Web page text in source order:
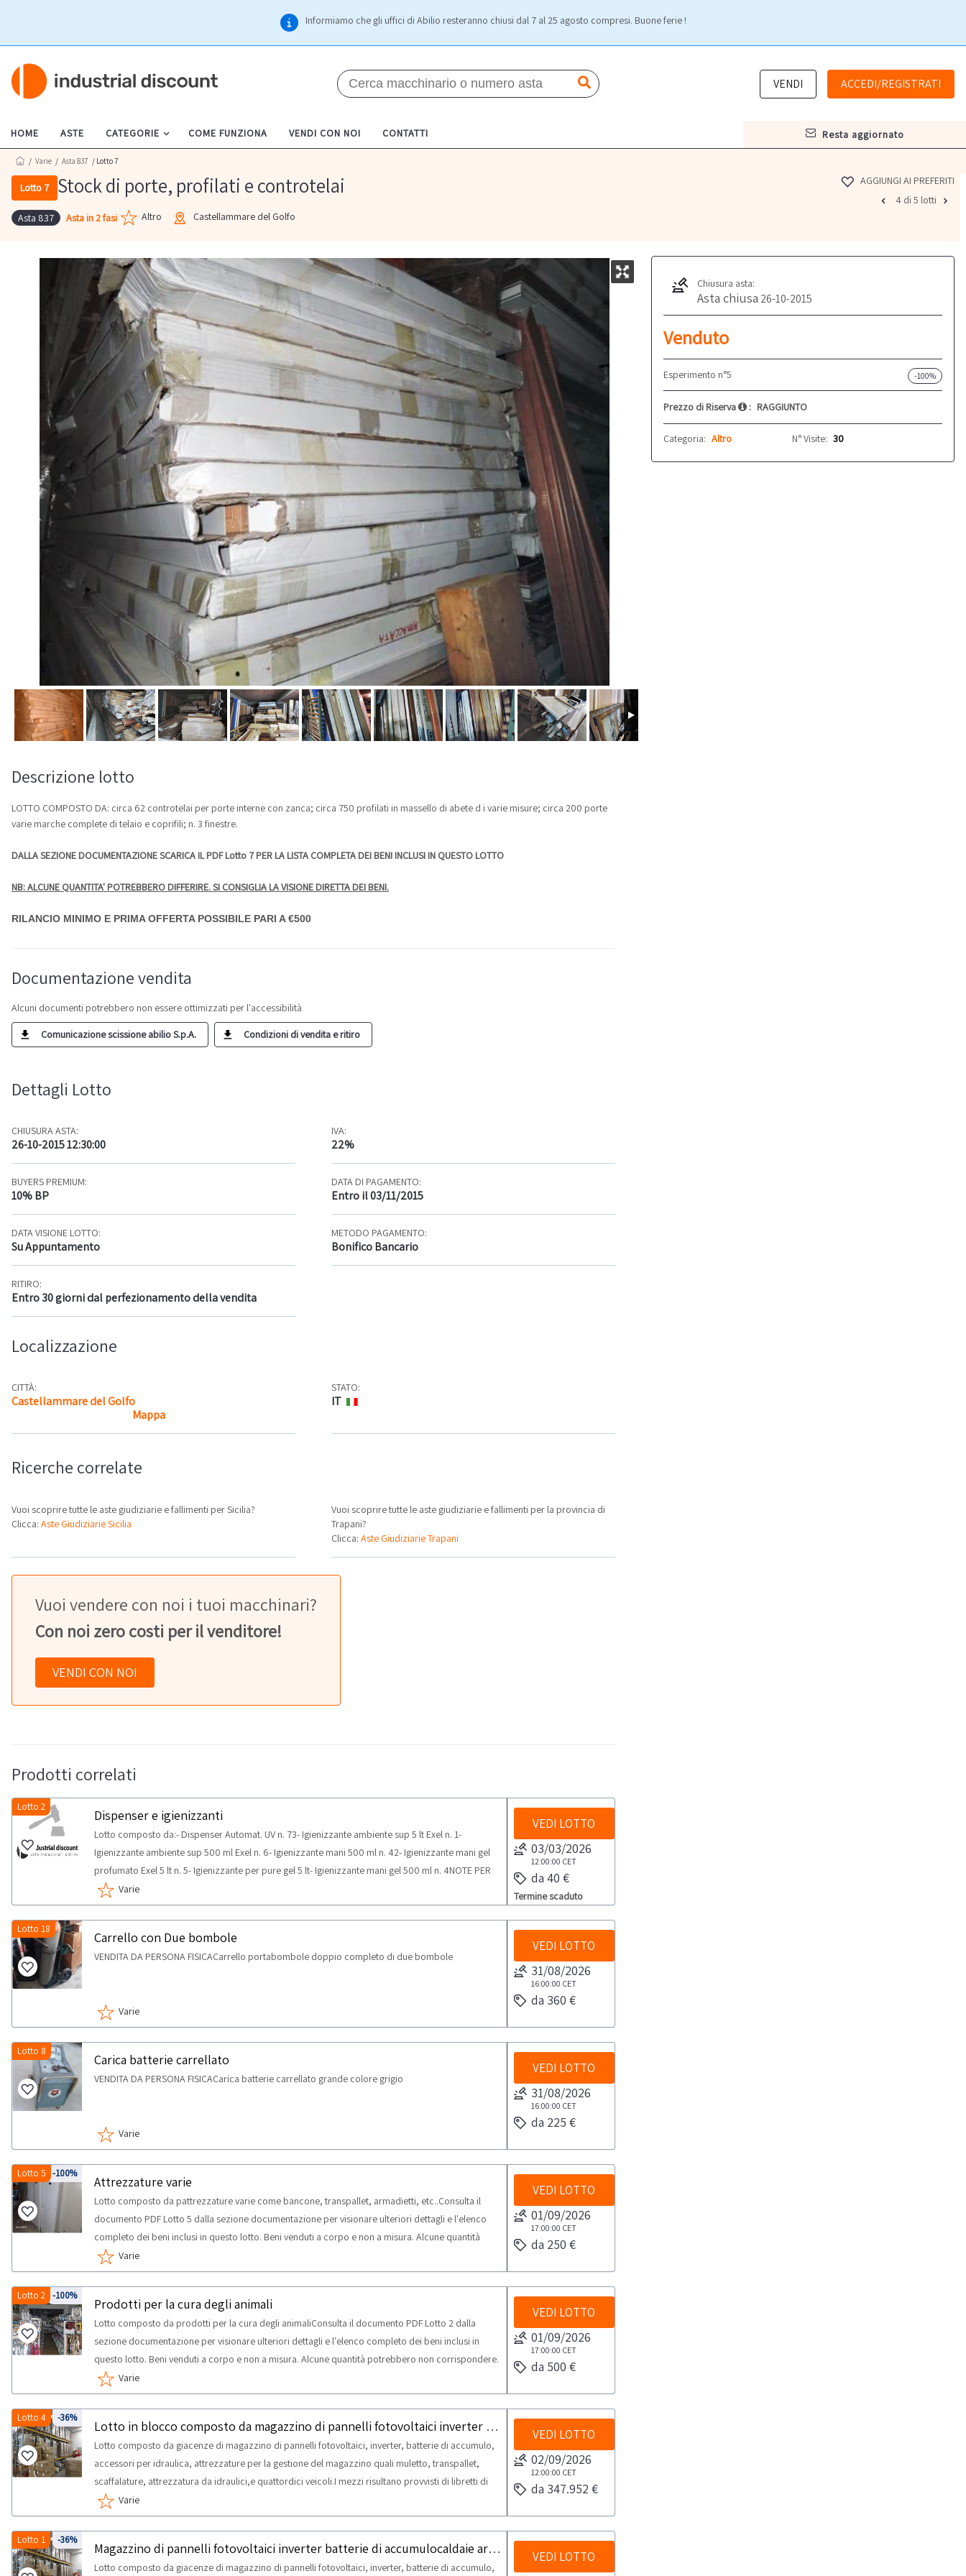
Informiamo che gli uffici di Abilio resteranno chiusi dal 7 al 25 agosto compresi. Buone ferie !
VENDI ACCEDI/REGISTRATI
HOME ASTE CATEGORIE COME FUNZIONA VENDI CON NOI CONTATTI resta aggiornato
/ Varie / Asta 837 / Lotto 7
Lotto 7 Stock di porte, profilati e controtelai
Asta 837 Asta in 2 fasi Altro Castellammare del Golfo
AGGIUNGI AI PREFERITI
4 di 5 lotti
Chiusura asta:
Asta chiusa 26-10-2015
Venduto
Esperimento n°5 -100%
Prezzo di Riserva : RAGGIUNTO
Categoria: Altro N° Visite: 30
Descrizione lotto
LOTTO COMPOSTO DA: circa 62 controtelai per porte interne con zanca; circa 750 profilati in massello di abete d i varie misure; circa 200 porte
varie marche complete di telaio e coprifili; n. 3 finestre.
DALLA SEZIONE DOCUMENTAZIONE SCARICA IL PDF Lotto 7 PER LA LISTA COMPLETA DEI BENI INCLUSI IN QUESTO LOTTO
NB: ALCUNE QUANTITA' POTREBBERO DIFFERIRE. SI CONSIGLIA LA VISIONE DIRETTA DEI BENI.
RILANCIO MINIMO E PRIMA OFFERTA POSSIBILE PARI A €500
Documentazione vendita
Alcuni documenti potrebbero non essere ottimizzati per l'accessibilità
Comunicazione scissione abilio S.p.A. Condizioni di vendita e ritiro
Dettagli Lotto
CHIUSURA ASTA:
26-10-2015 12:30:00
IVA:
22%
BUYERS PREMIUM:
10% BP
DATA DI PAGAMENTO:
Entro il 03/11/2015
DATA VISIONE LOTTO:
Su Appuntamento
METODO PAGAMENTO:
Bonifico Bancario
RITIRO:
Entro 30 giorni dal perfezionamento della vendita
Localizzazione
CITTÀ:
Castellammare del Golfo
Mappa
STATO:
IT
Ricerche correlate
Vuoi scoprire tutte le aste giudiziarie e fallimenti per Sicilia?
Clicca: Aste Giudiziarie Sicilia
Vuoi scoprire tutte le aste giudiziarie e fallimenti per la provincia di
Trapani?
Clicca:Aste Giudiziarie Trapani
Vuoi vendere con noi i tuoi macchinari?
Con noi zero costi per il venditore!
VENDI CON NOI
Prodotti correlati
Lotto 2
Dispenser e igienizzanti
Lotto composto da:- Dispenser Automat. UV n. 73- Igienizzante ambiente sup 5 lt Exel n. 1-
Igienizzante ambiente sup 500 ml Exel n. 6- Igienizzante mani 500 ml n. 42- Igienizzante mani gel
profumato Exel 5 lt n. 5- Igienizzante per pure gel 5 lt- Igienizzante mani gel 500 ml n. 4NOTE PER
RITIRO:- tempistica massima prevista per lo svolgimento delle attività di ritiro dal giorno
concordato: 1 giorno
Varie
VEDI LOTTO
03/03/2026
12:00:00 CET
da 40 €
Termine scaduto
Lotto 18
Carrello con Due bombole
VENDITA DA PERSONA FISICACarrello portabombole doppio completo di due bombole
Varie
VEDI LOTTO
31/08/2026
16:00:00 CET
da 360 €
Lotto 8
Carica batterie carrellato
VENDITA DA PERSONA FISICACarica batterie carrellato grande colore grigio
Varie
VEDI LOTTO
31/08/2026
16:00:00 CET
da 225 €
-100%
Lotto 5
Attrezzature varie
Lotto composto da pattrezzature varie come bancone, transpallet, armadietti, etc..Consulta il
documento PDF Lotto 5 dalla sezione documentazione per visionare ulteriori dettagli e l'elenco
completo dei beni inclusi in questo lotto. Beni venduti a corpo e non a misura. Alcune quantità
potrebbero non corrispondere. Si consiglia un’ispezione sul posto. NOTE PER RITIRO: - tempistica
massima prevista per lo svolgimento delle attività di ritiro dal giorno concordato: 1 giorno
Varie
VEDI LOTTO
01/09/2026
17:00:00 CET
da 250 €
-100%
Lotto 2
Prodotti per la cura degli animali
Lotto composto da prodotti per la cura degli animaliConsulta il documento PDF Lotto 2 dalla
sezione documentazione per visionare ulteriori dettagli e l'elenco completo dei beni inclusi in
questo lotto. Beni venduti a corpo e non a misura. Alcune quantità potrebbero non corrispondere.
Si consiglia un’ispezione sul posto. NOTE VENDITA: - Si precisa che il lotto potrebbe contenere
materiali di consumo e prodotti soggetti a scadenza. Sarà onere dell’aggiudicatario verificare lo
stato di conservazione e procedere ad eventuale smaltimento di tali beni con costi a carico del
medesimo, con esonero di Abilio SpA e della Procedura da qualsiasi responsabilità. NOTE PER
RITIRO: - tempistica massima prevista per lo svolgimento delle attività di ritiro dal giorno
concordato: 1 giorno
Varie
VEDI LOTTO
01/09/2026
17:00:00 CET
da 500 €
-36%
Lotto 4
Lotto in blocco composto da magazzino di pannelli fotovoltaici inverter batterie di accumulo caldaie arredi attrezzature per il magazzino e veicoli
Lotto composto da giacenze di magazzino di pannelli fotovoltaici, inverter, batterie di accumulo,
accessori per idraulica, attrezzature per la gestione del magazzino quali muletto, transpallet,
scaffalature, attrezzatura da idraulici,e quattordici veicoli.I mezzi risultano provvisti di libretti di
circolazione e chiavi, ma sprovvisti di certificato di proprietà.Dalla sezione documentazione
scarica i documenti del mezzo.Consulta il documento PDF Lotto 4 dalla sezione documentazione
per visionare l'elenco completo dei beni inclusi in questo lotto.Beni venduti a corpo e non a
misura. Alcune quantità potrebbero non corrispondere. Si consiglia un’ispezione sul posto.NOTE
VENDITA:- I beni si trovano al piano terra, al piano primo ed al piano interrato. -Si precisa che
Varie
VEDI LOTTO
02/09/2026
12:00:00 CET
da 347.952 €
-36%
Lotto 1
Magazzino di pannelli fotovoltaici inverter batterie di accumulocaldaie arredi attrezzature per il magazzino e veicoli
Lotto composto da giacenze di magazzino di pannelli fotovoltaici, inverter, batterie di accumulo,
VEDI LOTTO